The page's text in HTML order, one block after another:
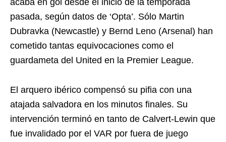
pasada, según datos de ‘Opta’. Sólo Martin
Dubravka (Newcastle) y Bernd Leno (Arsenal) han
cometido tantas equivocaciones como el
guardameta del United en la Premier League.
El arquero ibérico compensó su pifia con una
atajada salvadora en los minutos finales. Su
intervención terminó en tanto de Calvert-Lewin que
fue invalidado por el VAR por fuera de juego